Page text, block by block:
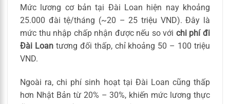
Mức lương cơ bản tại Đài Loan hiện nay khoảng
25.000 đài tệ/tháng (~20 – 25 triệu VND). Đây là
mức thu nhập chấp nhận được nếu so với chi phí đi
Đài Loantương đối thấp, chỉ khoảng 50 – 100 triệu
VND.
Ngoài ra, chi phí sinh hoạt tại Đài Loan cũng thấp
hơn Nhật Bản từ 20% – 30%, khiến mức lương thực